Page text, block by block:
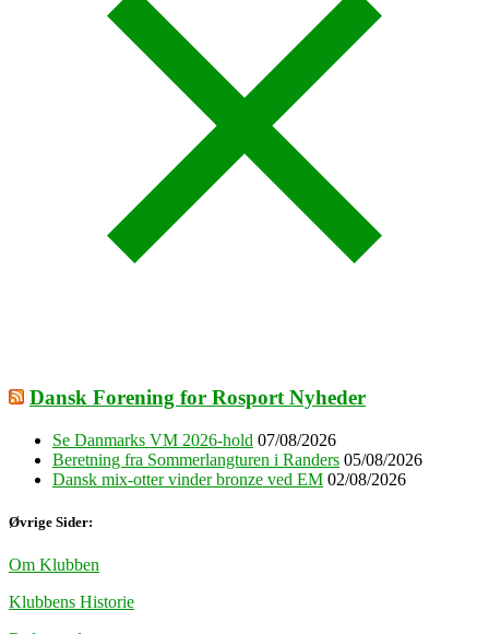
Dansk Forening for Rosport Nyheder
Se Danmarks VM 2026-hold 07/08/2026
Beretning fra Sommerlangturen i Randers 05/08/2026
Dansk mix-otter vinder bronze ved EM 02/08/2026
Øvrige Sider:
Om Klubben
Klubbens Historie